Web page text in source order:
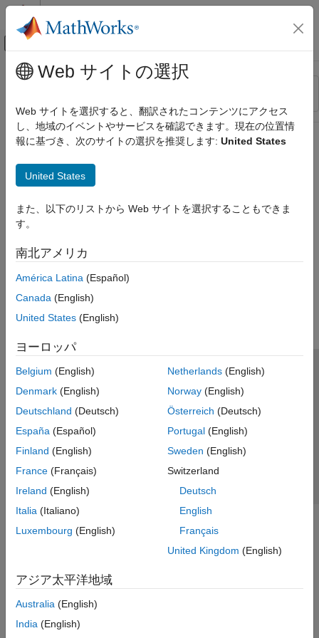
コンテンツへスキップ
オフキャンバス ナビゲーション メ
リソース
ステータス
メインコンテンツ
Web サイトの選択
Web サイトを選択すると、翻訳されたコンテンツにアクセス
し、地域のイベントやサービスを確認できます。現在の位置情
報に基づき、次のサイトの選択を推奨します: United States
United States
また、以下のリストから Web サイトを選択することもできま
す。
南北アメリカ
América Latina (Español)
Canada (English)
United States (English)
ヨーロッパ
Belgium (English)
Denmark (English)
Deutschland (Deutsch)
España (Español)
Finland (English)
France (Français)
Ireland (English)
Italia (Italiano)
Luxembourg (English)
Netherlands(English)
Norway(English)
Österreich (Deutsch)
Portugal(English)
Sweden (English)
Switzerland
Deutsch
English
Français
United Kingdom (English)
アジア太平洋地域
Australia (English)
India (English)
トラストセンター
プライバシー ポリシー
違法コピー防止
アプリケーション ステータス
© 1994-2026 The MathWorks, Inc.